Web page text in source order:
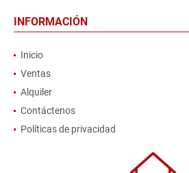
INFORMACIÓN
Inicio
Ventas
Alquiler
Contáctenos
Políticas de privacidad